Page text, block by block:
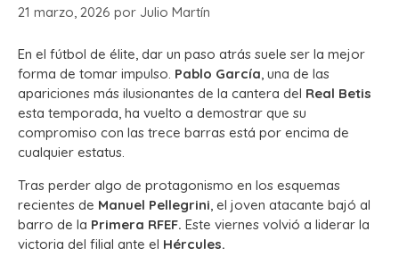
21 marzo, 2026 por Julio Martín
En el fútbol de élite, dar un paso atrás suele ser la mejor
forma de tomar impulso. Pablo García, una de las
apariciones más ilusionantes de la cantera del Real Betis
esta temporada, ha vuelto a demostrar que su
compromiso con las trece barras está por encima de
cualquier estatus.
Tras perder algo de protagonismo en los esquemas
recientes de Manuel Pellegrini, el joven atacante bajó al
barro de la Primera RFEF. Este viernes volvió a liderar la
victoria del filial ante el Hércules.